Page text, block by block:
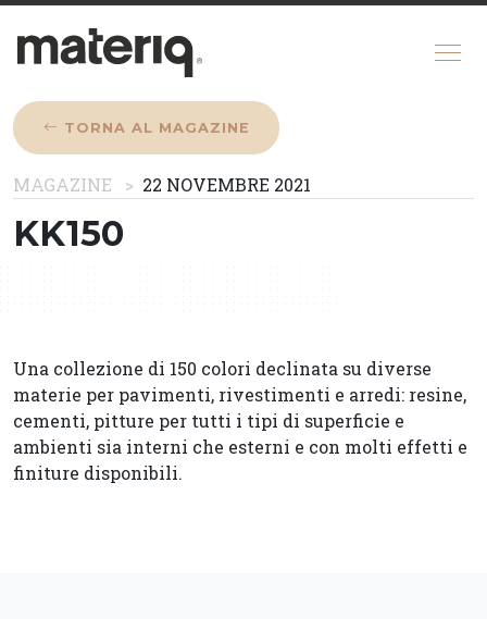
CHI SIAMO
MAGAZINE
COME FUNZIONA
TORNA AL MAGAZINE
MAGAZINE 22 NOVEMBRE 2021
KK150
Una collezione di 150 colori declinata su diverse
materie per pavimenti, rivestimenti e arredi: resine,
cementi, pitture per tutti i tipi di superficie e
ambienti sia interni che esterni e con molti effetti e
finiture disponibili.